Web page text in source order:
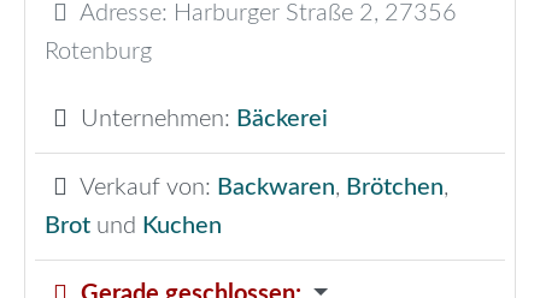
Adresse: Harburger Straße 2, 27356
Rotenburg
Unternehmen: Bäckerei
Verkauf von: Backwaren, Brötchen,
Brot und Kuchen